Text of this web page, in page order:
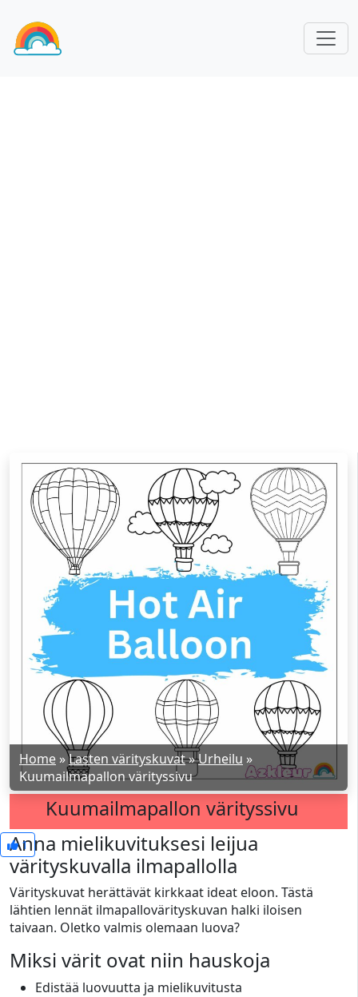
Home »Lasten värityskuvat»Urheilu »
Kuumailmapallon värityssivu
Kuumailmapallon värityssivu
1
Anna mielikuvituksesi leijua
värityskuvalla ilmapallolla
Värityskuvat herättävät kirkkaat ideat eloon. Tästä
lähtien lennät ilmapallovärityskuvan halki iloisen
taivaan. Oletko valmis olemaan luova?
Miksi värit ovat niin hauskoja
Edistää luovuutta ja mielikuvitusta